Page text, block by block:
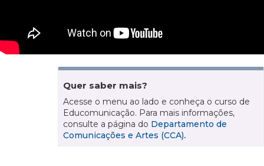
Quer saber mais?
Acesse o menu ao lado e conheça o curso de
Educomunicação. Para mais informações,
consulte a página do Departamento de
Comunicações e Artes (CCA).